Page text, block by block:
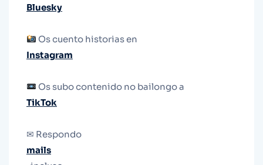
Bluesky
Os cuento historias en
Instagram
Os subo contenido no bailongo a
TikTok
✉ Respondo
mails